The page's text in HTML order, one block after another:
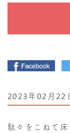
2023年02月22
駄々をこねて